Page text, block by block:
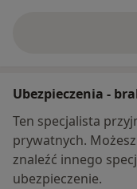
Ubezpieczenia -
Ten specjalista
prywatnych.
znaleźć innego
ubezpieczenie.